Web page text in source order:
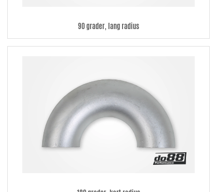
90 grader, lang radius